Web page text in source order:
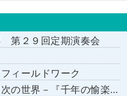
第２９回定期演奏会
ィールドワーク
千年の愉楽』『奇蹟』より－」